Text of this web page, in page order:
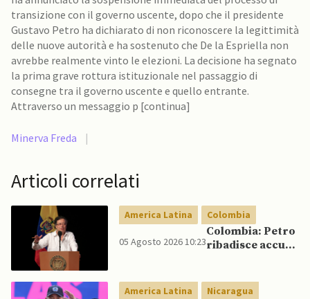
transizione con il governo uscente, dopo che il presidente
Gustavo Petro ha dichiarato di non riconoscere la legittimità
delle nuove autorità e ha sostenuto che De la Espriella non
avrebbe realmente vinto le elezioni. La decisione ha segnato
la prima grave rottura istituzionale nel passaggio di
consegne tra il governo uscente e quello entrante.
Attraverso un messaggio p [continua]
Minerva Freda |
Articoli correlati
America Latina Colombia
05 Agosto 2026 10:23
Colombia: Petro
ribadisce accuse
America Latina Nicaragua